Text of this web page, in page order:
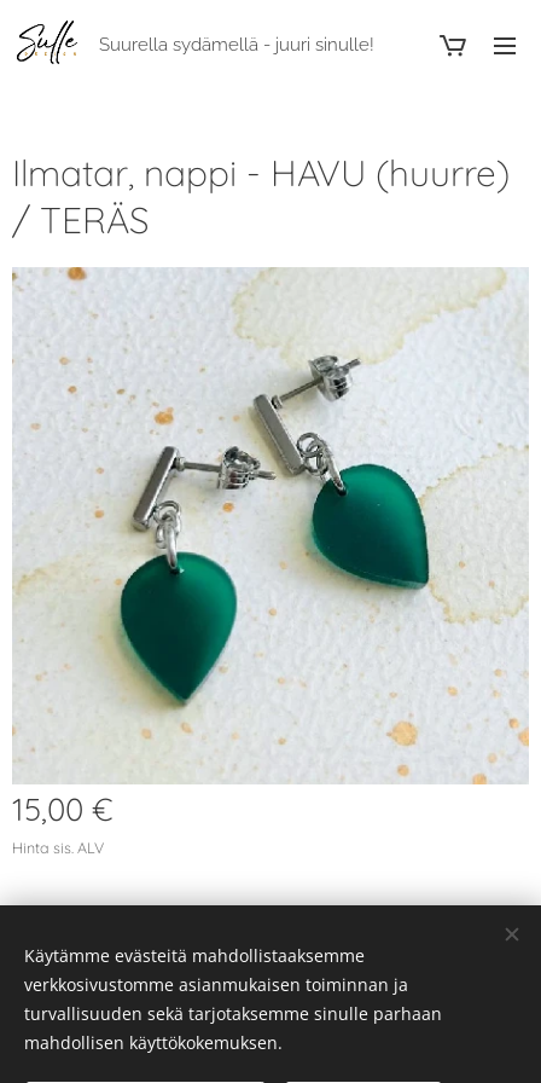
Suurella sydämellä - juuri sinulle!
Ilmatar, nappi - HAVU (huurre)
/ TERÄS
15,00 €
Hinta sis. ALV
© 2026 Kaikki oikeudet pidätetään
Evästeet
Käytämme evästeitä mahdollistaaksemme
verkkosivustomme asianmukaisen toiminnan ja
turvallisuuden sekä tarjotaksemme sinulle parhaan
mahdollisen käyttökokemuksen.